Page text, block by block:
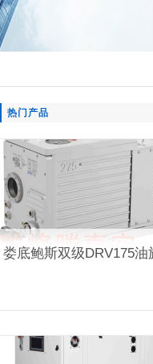
热门产品
娄底鲍斯双级DRV175油